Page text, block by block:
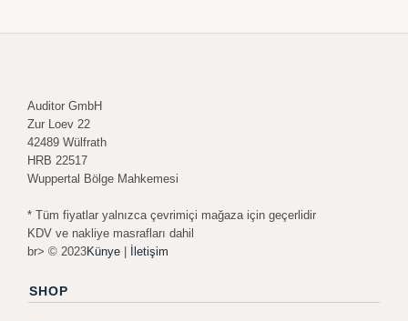
Auditor GmbH
Zur Loev 22
42489 Wülfrath
HRB 22517
Wuppertal Bölge Mahkemesi
* Tüm fiyatlar yalnızca çevrimiçi mağaza için geçerlidir
KDV ve nakliye masrafları dahil
br> © 2023Künye İletişim
SHOP